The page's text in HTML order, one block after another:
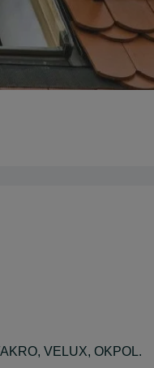
VELUX, OKPOL.